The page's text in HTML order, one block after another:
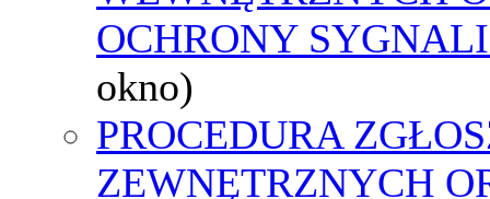
OCHRONY
okno)
PROCEDURA
ZEWNĘTRZNYCH